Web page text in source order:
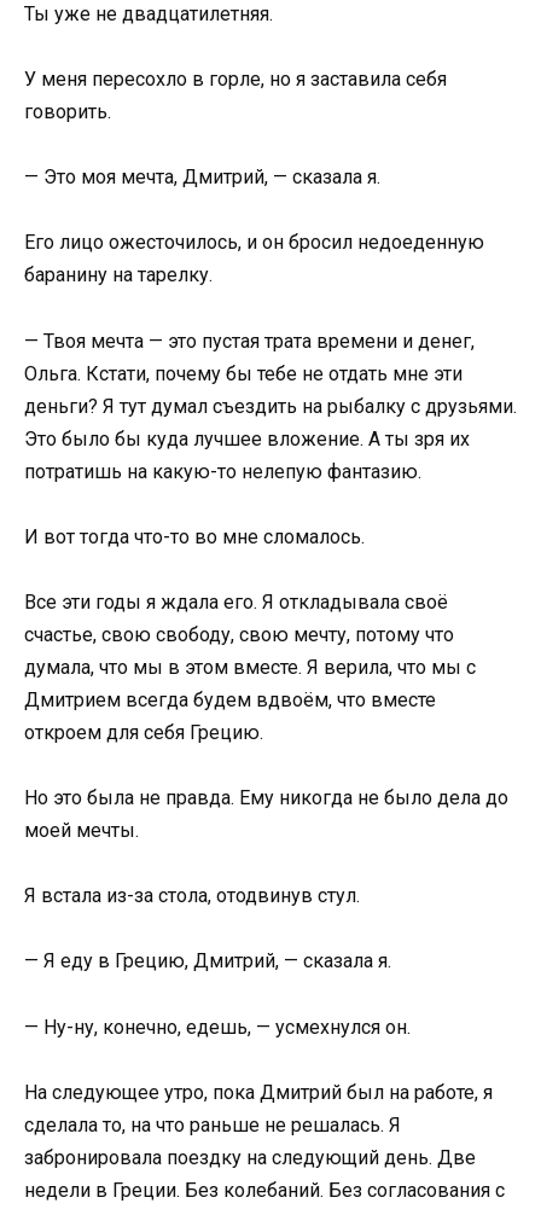
Ты уже не двадцатилетняя.
У меня пересохло в горле, но я заставила себя
говорить.
— Это моя мечта, Дмитрий, — сказала я.
Его лицо ожесточилось, и он бросил недоеденную
баранину на тарелку.
— Твоя мечта — это пустая трата времени и денег,
Ольга. Кстати, почему бы тебе не отдать мне эти
деньги? Я тут думал съездить на рыбалку с друзьями.
Это было бы куда лучшее вложение. А ты зря их
потратишь на какую-то нелепую фантазию.
И вот тогда что-то во мне сломалось.
Все эти годы я ждала его. Я откладывала своё
счастье, свою свободу, свою мечту, потому что
думала, что мы в этом вместе. Я верила, что мы с
Дмитрием всегда будем вдвоём, что вместе
откроем для себя Грецию.
Но это была не правда. Ему никогда не было дела до
моей мечты.
Я встала из-за стола, отодвинув стул.
— Я еду в Грецию, Дмитрий, — сказала я.
— Ну-ну, конечно, едешь, — усмехнулся он.
На следующее утро, пока Дмитрий был на работе, я
сделала то, на что раньше не решалась. Я
забронировала поездку на следующий день. Две
недели в Греции. Без колебаний. Без согласования с